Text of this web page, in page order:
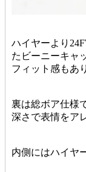
ハイヤーより
たビーニーキャ
フィット感もあ
裏は総ボア仕様
深さで表情をア
内側にはハイヤ